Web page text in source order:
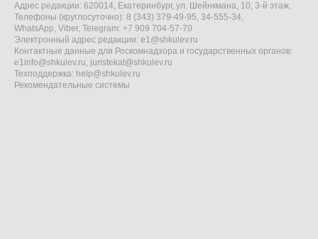
Адрес редакции: 620014, Екатеринбург, ул. Шейнкмана, 10, 3-й этаж,
Телефоны (круглосуточно): 8 (343) 379-49-95, 34-555-34,
WhatsApp, Viber, Telegram: +7 909 704-57-70
Электронный адрес редакции: e1@shkulev.ru
Контактные данные для Роскомнадзора и государственных органов:
e1info@shkulev.ru, juristekat@shkulev.ru
Техподдержка: help@shkulev.ru
Рекомендательные системы